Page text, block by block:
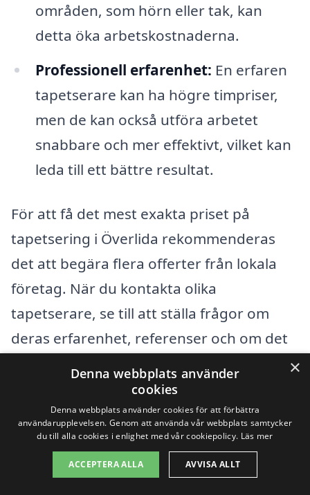
områden, som hörn eller tak, kan
detta öka arbetskostnaderna.
Professionell erfarenhet: En erfaren
tapetserare kan ha högre timpriser,
men de kan också utföra arbetet
snabbare och mer effektivt, vilket kan
leda till ett bättre resultat.
För att få det mest exakta priset på
tapetsering i Överlida rekommenderas
det att begära flera offerter från lokala
företag. När du kontakta olika
tapetserare, se till att ställa frågor om
deras erfarenhet, referenser och om det
dig att göra en informerad jämförelse och
hitta det företag som passar bäst för dina
behov och budget.
×
Denna webbplats använder
cookies
Denna webbplats använder cookies för att förbättra
användarupplevelsen. Genom att använda vår webbplats samtycker
du till alla cookies i enlighet med vår cookiepolicy. Läs mer
ACCEPTERA ALLA AVVISA ALLT